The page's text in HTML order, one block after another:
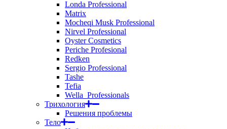
Londa Professional
Matrix
Mocheqi Musk Professional
Nirvel Professional
Oyster Cosmetics
Periche Profesional
Redken
Sergio Professional
Tashe
Tefia
Wella_Professionals
Трихология
Решения проблемы
Тело